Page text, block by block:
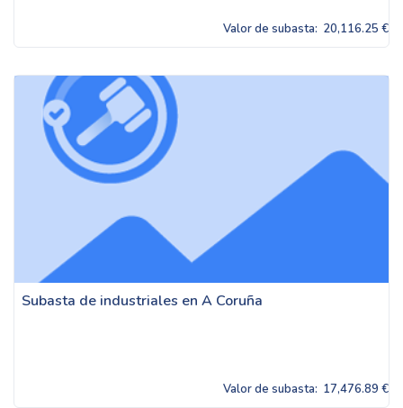
Valor de subasta: 20,116.25 €
Subasta de industriales en A Coruña
Valor de subasta: 17,476.89 €